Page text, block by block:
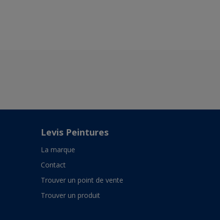
Levis Peintures
La marque
Contact
Trouver un point de vente
Trouver un produit